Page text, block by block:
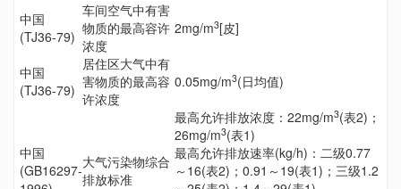
中国
(TJ36-79)
车间空气中有害
物质的最高容许
浓度
2mg/m3[皮]
中国
(TJ36-79)
居住区大气中有
害物质的最高容
许浓度
0.05mg/m3(日均值)
中国
(GB16297-大气污染物综合
排放标准
最高允许排放浓度：22mg/m3(表2)；
26mg/m3(表1)
最高允许排放速率(kg/h)：二级0.77
～16(表2)；0.91～19(表1)；三级1.2